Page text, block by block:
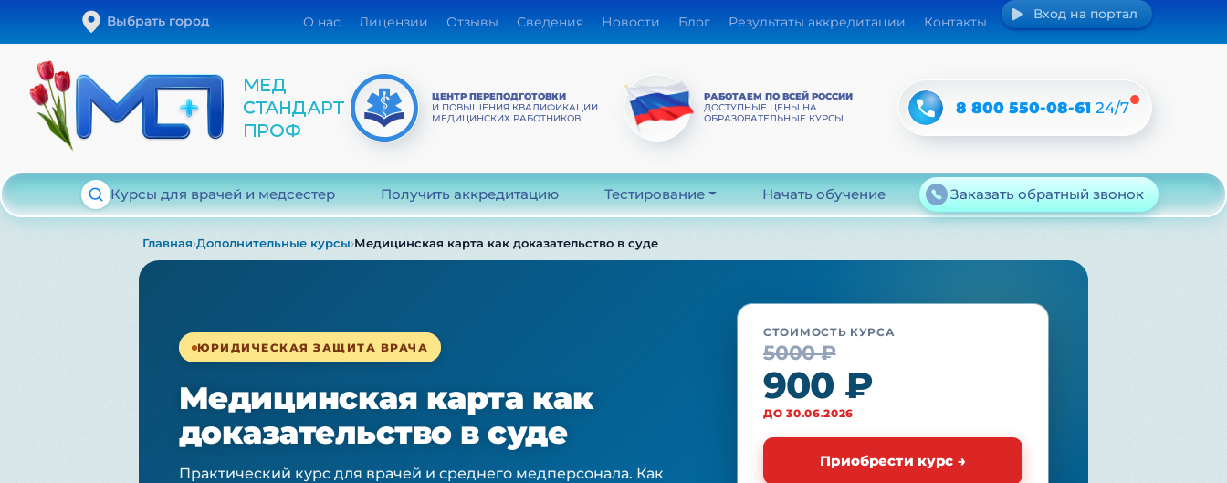
Выбрать город О нас Лицензии Отзывы Сведения Новости Блог Результаты аккредитации Контакты Вход на портал
ЦЕНТР ПЕРЕПОДГОТОВКИ
И ПОВЫШЕНИЯ КВАЛИФИКАЦИИ
МЕДИЦИНСКИХ РАБОТНИКОВ
РАБОТАЕМ ПО ВСЕЙ РОССИИ
ДОСТУПНЫЕ ЦЕНЫ НА
ОБРАЗОВАТЕЛЬНЫЕ КУРСЫ
8 800 550-08-6124/7
Курсы для врачей и медсестер Получить аккредитацию Тестирование Начать обучение Заказать обратный звонок
Главная›Дополнительные курсы›Медицинская карта как доказательство в суде
ЮРИДИЧЕСКАЯ ЗАЩИТА ВРАЧА
Медицинская карта как
доказательство в суде
Практический курс для врачей и среднего медперсонала. Как
СТОИМОСТЬ КУРСА
5000 ₽
900 ₽
ДО 30.06.2026
Приобрести курс →